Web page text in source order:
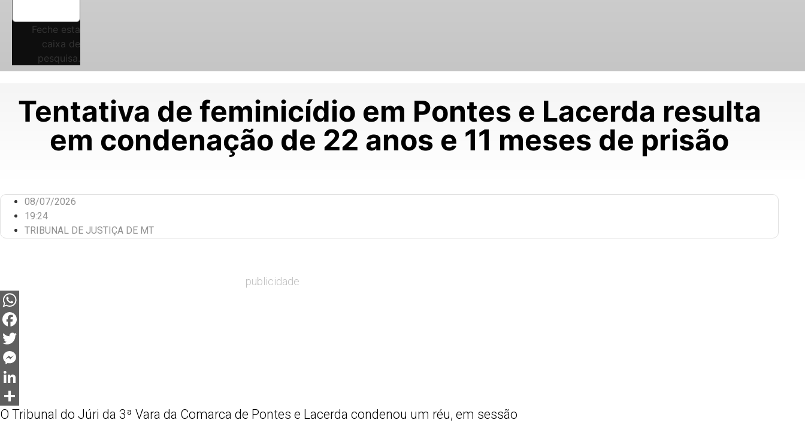
Feche esta
caixa de
pesquisa.
Tentativa de feminicídio em Pontes e Lacerda resulta
em condenação de 22 anos e 11 meses de prisão
08/07/2026
19:24
TRIBUNAL DE JUSTIÇA DE MT
publicidade
WhatsApp
Facebook
Twitter
Messenger
LinkedIn
Share
O Tribunal do Júri da 3ª Vara da Comarca de Pontes e Lacerda condenou um réu, em sessão